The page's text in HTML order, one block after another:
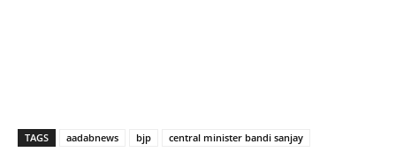
TAGS aadabnews bjp
central minister bandi sanjay